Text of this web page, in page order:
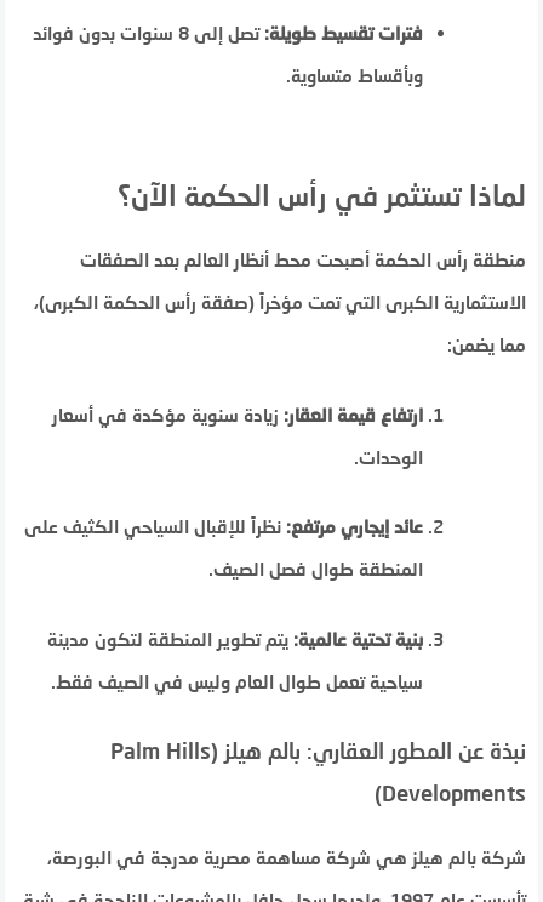
فترات تقسيط طويلة:
تصل إلى 8 سنوات بدون فوائد
وبأقساط متساوية.
لماذا تستثمر في رأس الحكمة الآن؟
منطقة رأس الحكمة أصبحت محط أنظار العالم بعد الصفقات
الاستثمارية الكبرى التي تمت مؤخراً (صفقة رأس الحكمة الكبرى)،
مما يضمن:
ارتفاع قيمة العقار: زيادة سنوية مؤكدة في أسعار
الوحدات.
عائد إيجاري مرتفع: نظراً للإقبال السياحي الكثيف على
المنطقة طوال فصل الصيف.
بنية تحتية عالمية: يتم تطوير المنطقة لتكون مدينة
سياحية تعمل طوال العام وليس في الصيف فقط.
نبذة عن المطور العقاري: بالم هيلز (Palm Hills
Developments)
شركة بالم هيلز هي شركة مساهمة مصرية مدرجة في البورصة،